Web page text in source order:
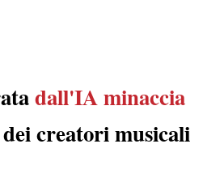
dall'IAminaccia
creatori musicali